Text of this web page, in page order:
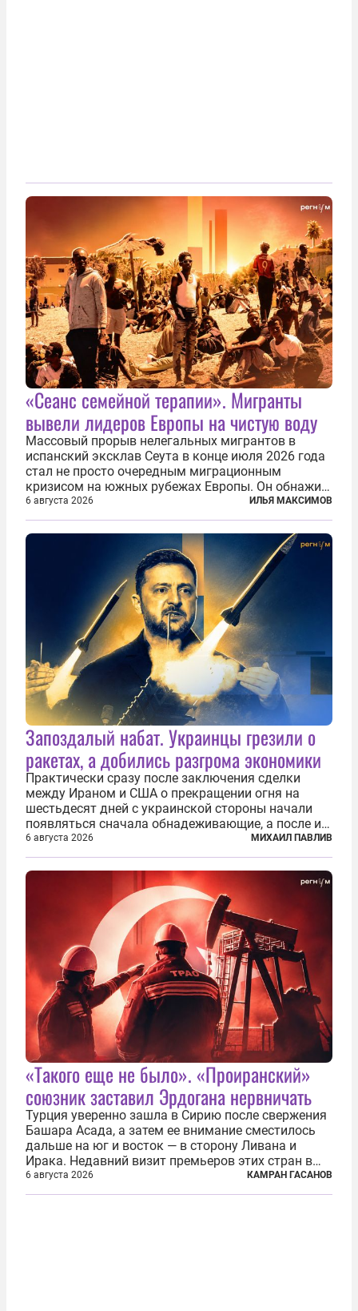
«Сеанс семейной терапии». Мигранты
вывели лидеров Европы на чистую воду
Массовый прорыв нелегальных мигрантов в
испанский эксклав Сеута в конце июля 2026 года
стал не просто очередным миграционным
кризисом на южных рубежах Европы. Он обнажил
фундаментальный раскол внутри Евросоюза,
продемонстрировав, что десятилетиями
выстраивавшаяся миграционная политика ЕС
6 августа 2026 ИЛЬЯ МАКСИМОВ
Запоздалый набат. Украинцы грезили о
ракетах, а добились разгрома экономики
Практически сразу после заключения сделки
между Ираном и США о прекращении огня на
шестьдесят дней с украинской стороны начали
появляться сначала обнадеживающие, а после и
вовсе бравурные заявления про некий «перелом»
в войне. Вероятно, в сознании первых лиц
киевского режима и стоящих за ними...
6 августа 2026 МИХАИЛ ПАВЛИВ
«Такого еще не было». «Проиранский»
союзник заставил Эрдогана нервничать
Турция уверенно зашла в Сирию после свержения
Башара Асада, а затем ее внимание сместилось
дальше на юг и восток — в сторону Ливана и
Ирака. Недавний визит премьеров этих стран в
Анкару, договоры об участии турецкой компании
TPAO в разработке нефти иракского Киркука и
6 августа 2026 КАМРАН ГАСАНОВ